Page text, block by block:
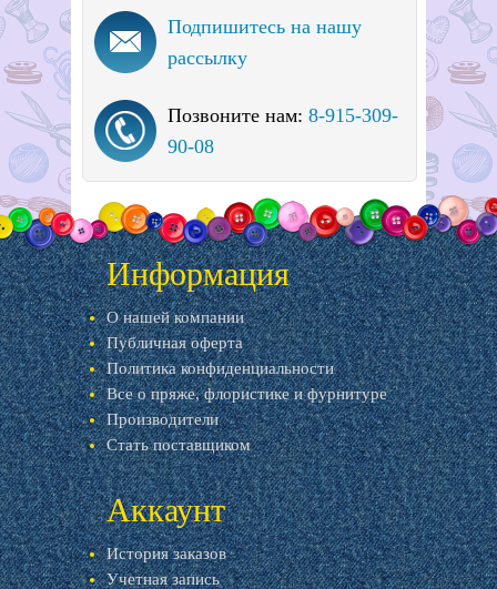
Подпишитесь на нашу
рассылку
Позвоните нам: 8-915-309-
90-08
Информация
О нашей компании
Публичная оферта
Политика конфиденциальности
Все о пряже, флористике и фурнитуре
Производители
Стать поставщиком
Аккаунт
История заказов
Учетная запись